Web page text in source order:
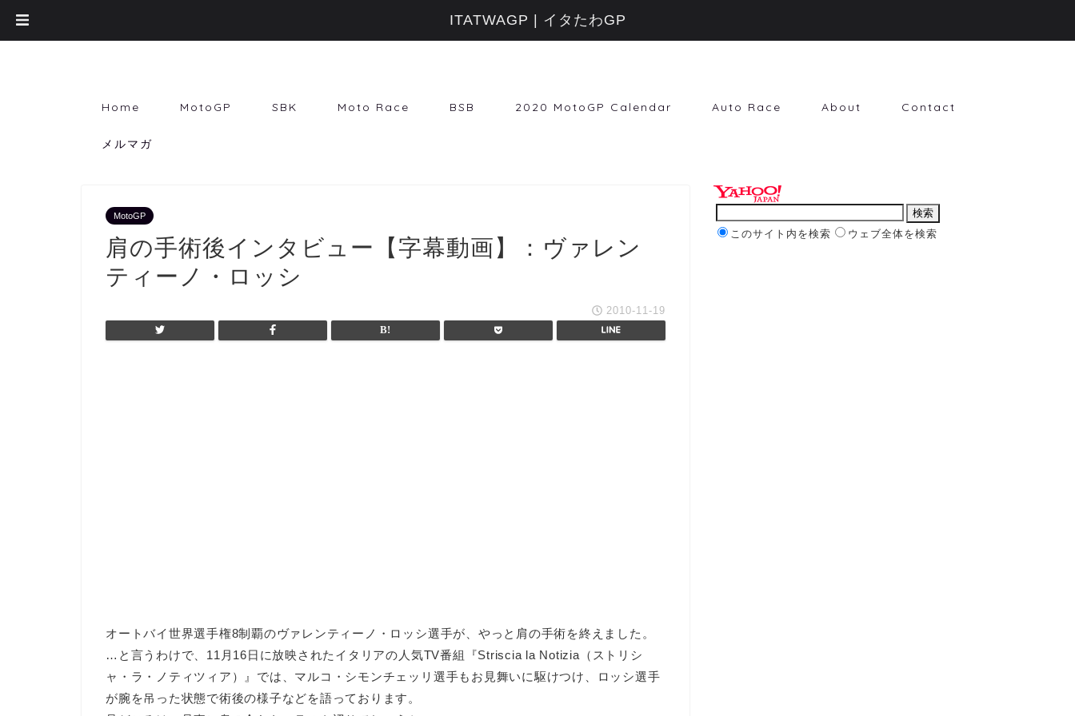
Home MotoGP SBK Moto Race BSB 2020 MotoGP Calendar Auto Race About Contact
メルマガ
MotoGP
肩の手術後インタビュー【字幕動画】：ヴァレン
ティーノ・ロッシ
2010-11-19
オートバイ世界選手権8制覇のヴァレンティーノ・ロッシ選手が、やっと肩の手術を終えました。
…と言うわけで、11月16日に放映されたイタリアの人気TV番組『Striscia la Notizia（ストリシ
ャ・ラ・ノティツィア）』では、マルコ・シモンチェッリ選手もお見舞いに駆けつけ、ロッシ選手
が腕を吊った状態で術後の様子などを語っております。
このサイト内を検索 ウェブ全体を検索
ITATWAGP | イタたわGP